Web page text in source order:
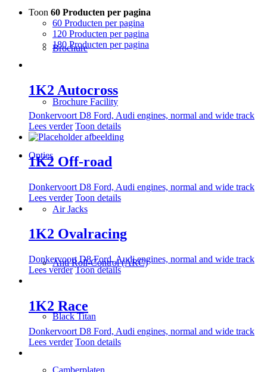
Brochure
Brochure Facility
Opties
Air Jacks
Anti Roll-Control (ARC)
Black Titan
Camberplaten
Toon 60 Producten per pagina
60 Producten per pagina
120 Producten per pagina
180 Producten per pagina
1K2 Autocross
Donkervoort D8 Ford, Audi engines, normal and wide track
Lees verder Toon details
1K2 Off-road
Donkervoort D8 Ford, Audi engines, normal and wide track
Lees verder Toon details
1K2 Ovalracing
Donkervoort D8 Ford, Audi engines, normal and wide track
Lees verder Toon details
1K2 Race
Donkervoort D8 Ford, Audi engines, normal and wide track
Lees verder Toon details